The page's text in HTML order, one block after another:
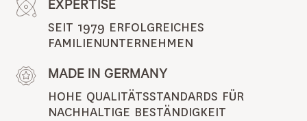
EXPERTISE
SEIT 1979 ERFOLGREICHES
FAMILIENUNTERNEHMEN
MADE IN GERMANY
HOHE QUALITÄTSSTANDARDS FÜR
NACHHALTIGE BESTÄNDIGKEIT